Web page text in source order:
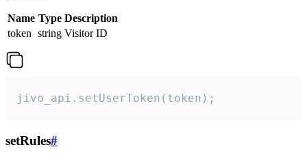
Name Type Description
token string Visitor ID
jivo_api.setUserToken(token);
setRules#